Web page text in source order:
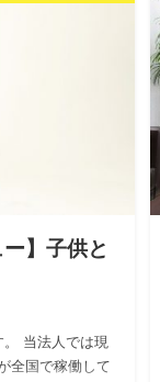
】子供と
当法人では現
全国で稼働して